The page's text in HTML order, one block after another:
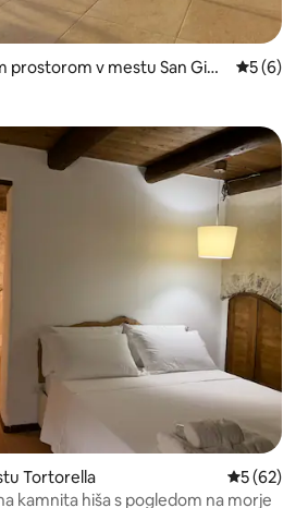
prostorom v mestu San Giov
5 (6)
z značko »Izbira gostov«
Tortorella
5 (62)
kamnita hiša s pogledom na morje